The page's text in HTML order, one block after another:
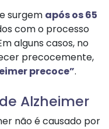
surgem após os 65
com o processo
alguns casos, no
precocemente,
precoce”.
Alzheimer
não é causado por